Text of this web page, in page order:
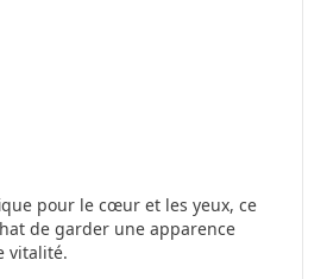
pour le cœur et les yeux, ce
de garder une apparence
vitalité.